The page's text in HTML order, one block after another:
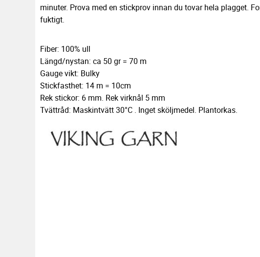
minuter. Prova med en stickprov innan du tovar hela plagget.
fuktigt.
Fiber: 100% ull
Längd/nystan: ca 50 gr = 70 m
Gauge vikt: Bulky
Stickfasthet: 14 m = 10cm
Rek stickor: 6 mm. Rek virknål 5 mm
Tvättråd: Maskintvätt 30°C . Inget sköljmedel. Plantorkas.